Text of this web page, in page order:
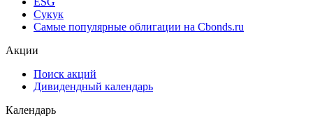
Сукук
Самые популярные облигации на Cbonds.ru
Акции
Поиск акций
Дивидендный календарь
Календарь